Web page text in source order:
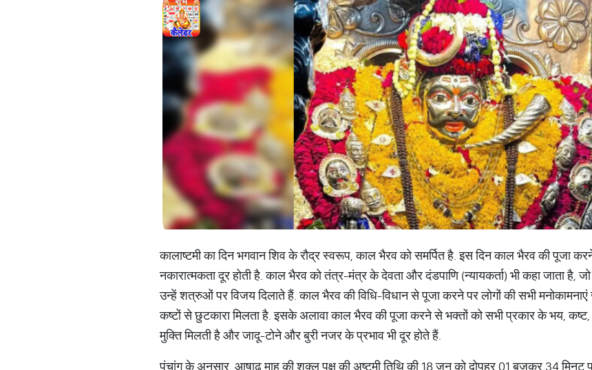
कालाष्टमी का दिन भगवान शिव के रौद्र स्वरूप, काल भैरव को समर्पित है. इस दिन काल भैरव की
नकारात्मकता दूर होती है. काल भैरव को तंत्र-मंत्र के देवता और दंडपाणि (न्यायकर्ता) भी कहा जाता है,
उन्हें शत्रुओं पर विजय दिलाते हैं. काल भैरव की विधि-विधान से पूजा करने पर लोगों की सभी
कष्टों से छुटकारा मिलता है. इसके अलावा काल भैरव की पूजा करने से भक्तों को सभी प्रकार के भय,
मुक्ति मिलती है और जादू-टोने और बुरी नजर के प्रभाव भी दूर होते हैं.
पंचांग के अनुसार, आषाढ़ माह की शुक्ल पक्ष की अष्टमी तिथि की 18 जून को दोपहर 01 बजकर 34